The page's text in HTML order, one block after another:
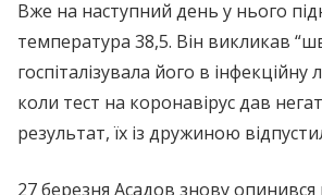
Вже на наступний день у нього
температура 38,5. Він викликав
госпіталізувала його в
коли тест на коронавірус дав
результат, їх із дружиною
27 березня Асадов знову опинився